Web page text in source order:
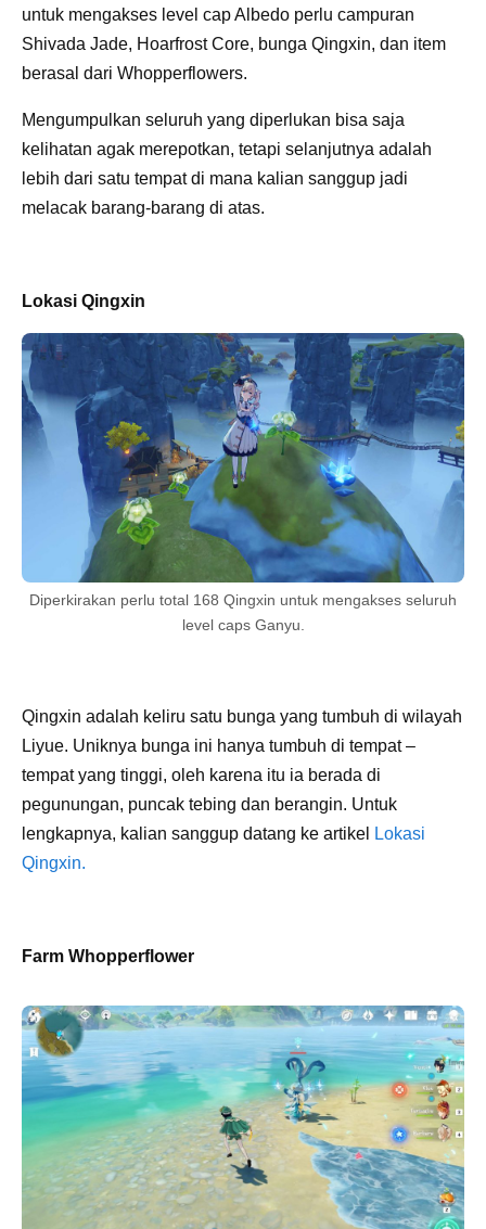
untuk mengakses level cap Albedo perlu campuran
Shivada Jade, Hoarfrost Core, bunga Qingxin, dan item
berasal dari Whopperflowers.
Mengumpulkan seluruh yang diperlukan bisa saja
kelihatan agak merepotkan, tetapi selanjutnya adalah
lebih dari satu tempat di mana kalian sanggup jadi
melacak barang-barang di atas.
Lokasi Qingxin
Diperkirakan perlu total 168 Qingxin untuk mengakses seluruh
level caps Ganyu.
Qingxin adalah keliru satu bunga yang tumbuh di wilayah
Liyue. Uniknya bunga ini hanya tumbuh di tempat –
tempat yang tinggi, oleh karena itu ia berada di
pegunungan, puncak tebing dan berangin. Untuk
lengkapnya, kalian sanggup datang ke artikel
Lokasi
Qingxin.
Farm Whopperflower